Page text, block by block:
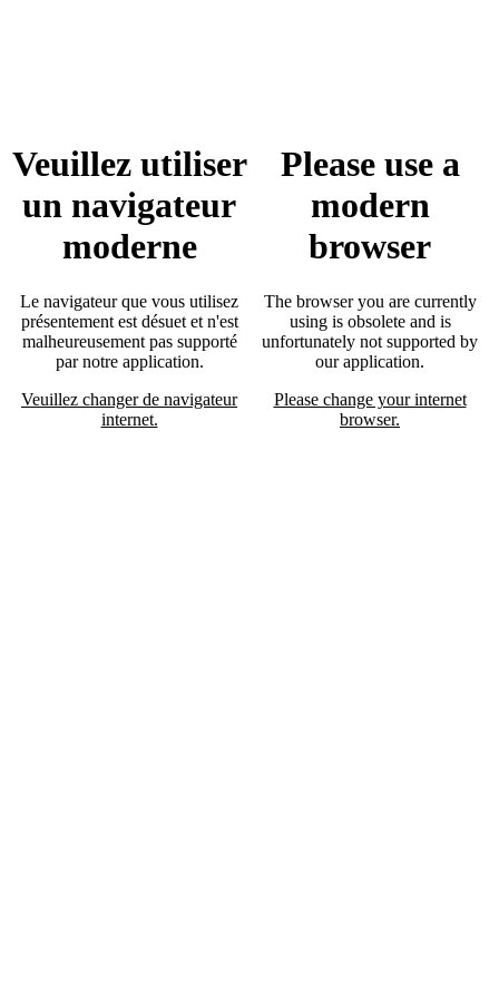
Veuillez utiliser
un navigateur
moderne
Le navigateur que vous utilisez
présentement est désuet et n'est
malheureusement pas supporté
par notre application.
Veuillez changer de navigateur
internet.
Please use a
modern
browser
The browser you are currently
using is obsolete and is
unfortunately not supported by
our application.
Please change your internet
browser.